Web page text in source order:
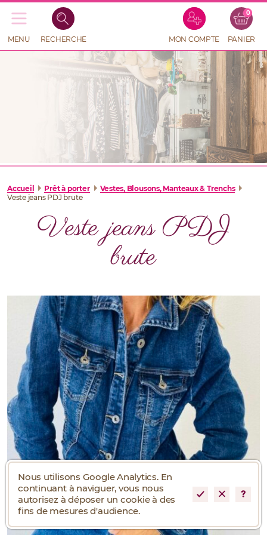
Recherche
de
MENU RECHERCHE MON COMPTE PANIER
0
RECHERCHE
DE
PRODUITS
Accueil Prêt à porter
Vestes, Blousons, Manteaux & Trenchs
Veste jeans PDJ brute
Veste jeans PDJ
brute
Nous utilisons Google Analytics. En
continuant à naviguer, vous nous
autorisez à déposer un cookie à des
fins de mesures d'audience.